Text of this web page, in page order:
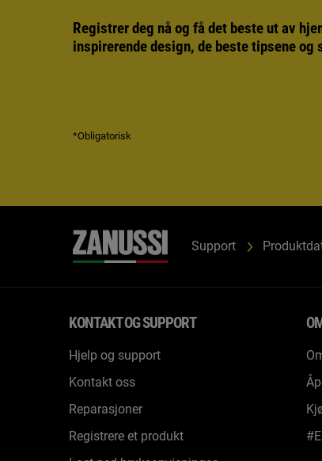
Registrer deg nå og få det beste ut av
inspirerende design, de beste tipsene og
*Obligatorisk
Support
KONTAKT OG SUPPORT
Hjelp og support
Kontakt oss
Reparasjoner
Registrere et produkt